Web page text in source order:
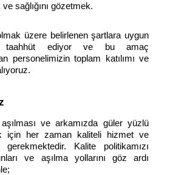
sağlığını gözetmek.
üzere belirlenen şartlara uygun
taahhüt ediyor ve bu amaç
personelimizin toplam katılımı ve
ve arkamızda güler yüzlü
için her zaman kaliteli hizmet ve
Kalite politikamızı
ve aşılma yollarını göz ardı